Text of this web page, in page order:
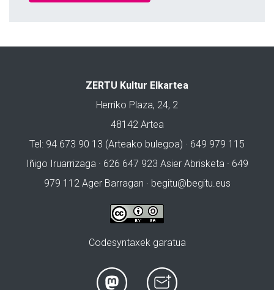
ZERTU Kultur Elkartea
Herriko Plaza, 24, 2
48142 Artea
Tel: 94 673 90 13 (Arteako bulegoa) · 649 979 115
Iñigo Iruarrizaga · 626 647 923 Asier Abrisketa · 649
979 112 Ager Barragan · begitu@begitu.eus
Codesyntaxek garatua